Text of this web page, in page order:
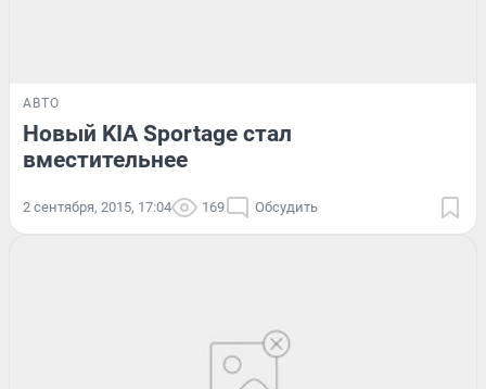
АВТО
Новый KIA Sportage стал
вместительнее
2 сентября, 2015, 17:04 169 Обсудить